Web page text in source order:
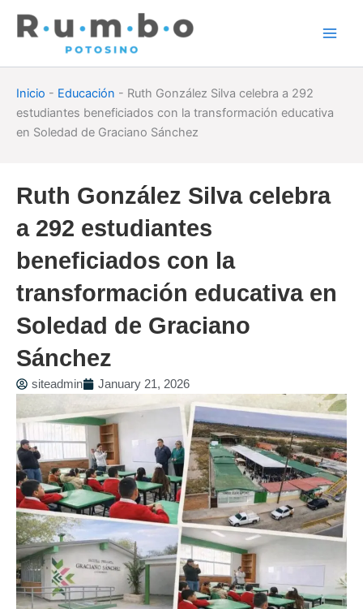
Inicio - Educación - Ruth González Silva celebra a 292
estudiantes beneficiados con la transformación educativa
en Soledad de Graciano Sánchez
Ruth González Silva celebra
a 292 estudiantes
beneficiados con la
transformación educativa en
Soledad de Graciano
Sánchez
siteadmin January 21, 2026